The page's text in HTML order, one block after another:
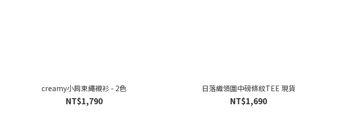
creamy小肩束繩襯衫 - 2色
NT$1,790
日落織領圍中磅條紋TEE 現貨
NT$1,690